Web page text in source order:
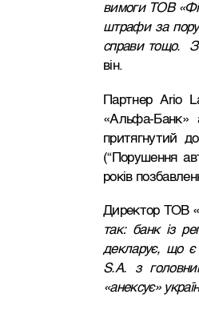
вимоги ТОВ
штрафи за
справи тощо.
він.
Партнер Ario
«Альфа-Банк»
притягнутий
(“Порушення
років
Директор ТОВ
так: банк із
декларує, що є
S.A. з
«анексує»